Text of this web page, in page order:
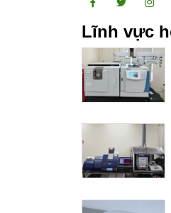
Lĩnh vực